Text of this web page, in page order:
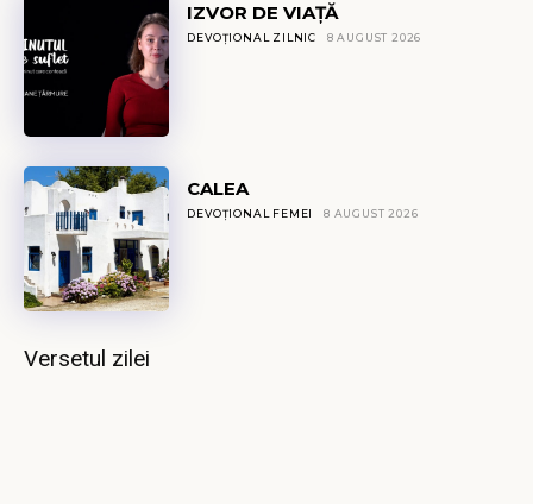
IZVOR DE VIAȚĂ
DEVOȚIONAL ZILNIC 8 AUGUST 2026
CALEA
DEVOȚIONAL FEMEI 8 AUGUST 2026
Versetul zilei